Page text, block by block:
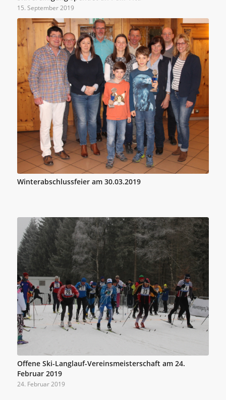
15. September 2019
Winterabschlussfeier am 30.03.2019
Offene Ski-Langlauf-Vereinsmeisterschaft am 24.
Februar 2019
24. Februar 2019